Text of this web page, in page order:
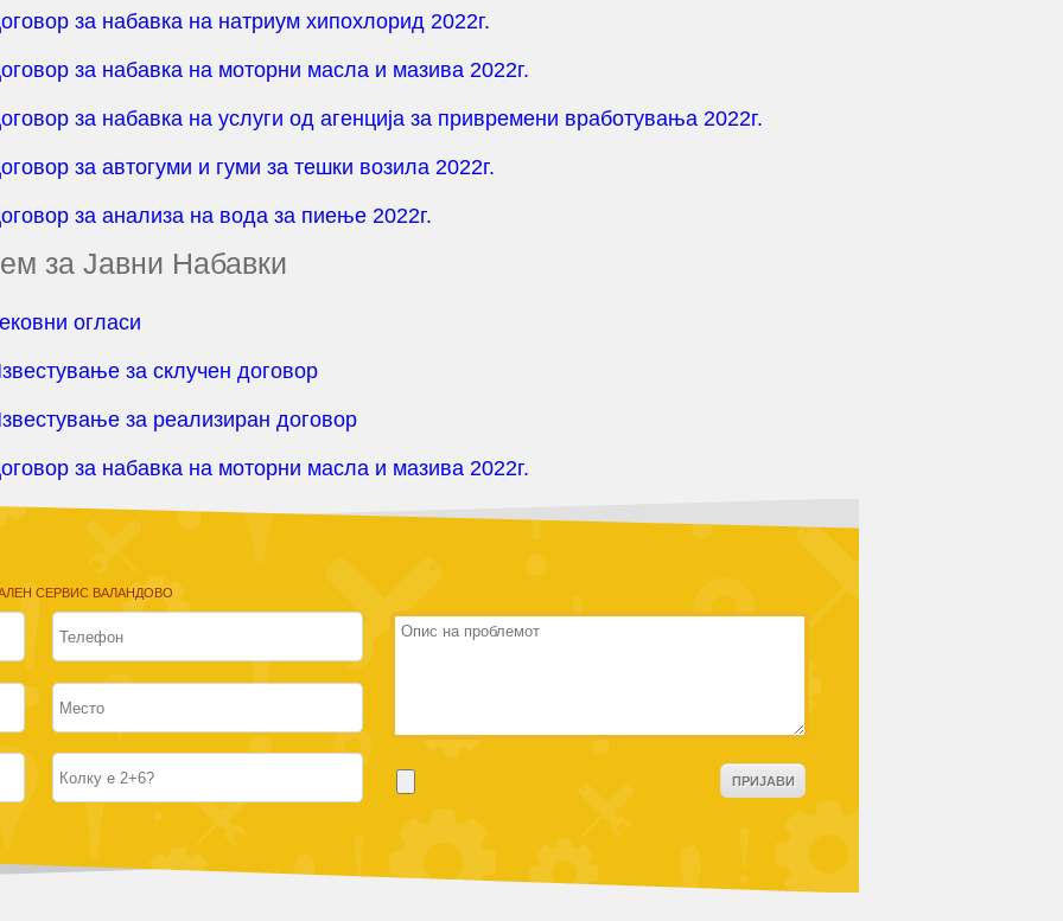
за набавка на натриум хипохлорид 2022г.
за набавка на моторни масла и мазива 2022г.
за набавка на услуги од агенција за привремени вработувања 2022г.
за автогуми и гуми за тешки возила 2022г.
за анализа на вода за пиење 2022г.
за Јавни Набавки
огласи
за склучен договор
за реализиран договор
за набавка на моторни масла и мазива 2022г.
СЕРВИС ВАЛАНДОВО
ПРИЈАВИ